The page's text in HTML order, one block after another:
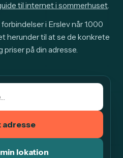
til internet i sommerhuset.
i Erslev når 1.000
herunder til at se de konkrete
på din adresse.
adresse
lokation